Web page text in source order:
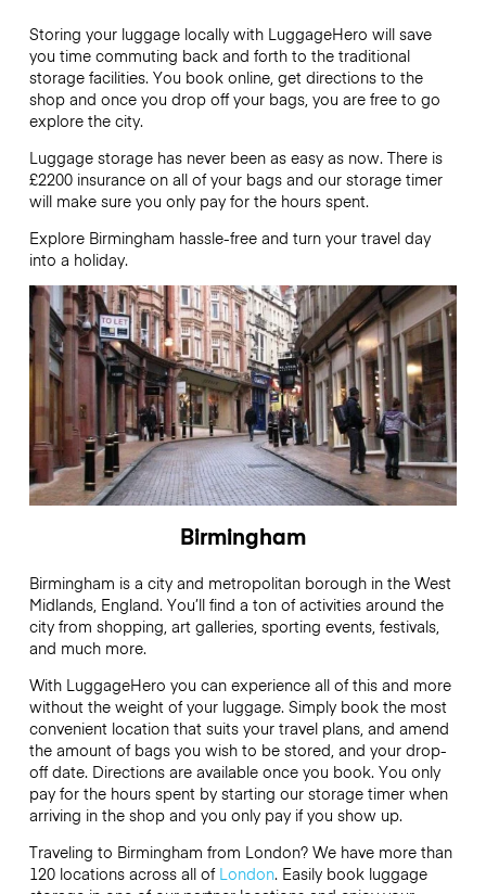
Storing your luggage locally with LuggageHero will save
you time commuting back and forth to the traditional
storage facilities. You book online, get directions to the
shop and once you drop off your bags, you are free to go
explore the city.
Luggage storage has never been as easy as now. There is
£2200insurance on all of your bags and our storage timer
will make sure you only pay for the hours spent.
Explore Birmingham hassle-free and turn your travel day
into a holiday.
Birmingham
Birmingham is a city and metropolitan borough in the West
Midlands, England. You’ll find a ton of activities around the
city from shopping, art galleries, sporting events, festivals,
and much more.
With LuggageHero you can experience all of this and more
without the weight of your luggage. Simply book the most
convenient location that suits your travel plans, and amend
the amount of bags you wish to be stored, and your drop-
off date. Directions are available once you book. You only
pay for the hours spent by starting our storage timer when
arriving in the shop and you only pay if you show up.
Traveling to Birmingham from London? We have more than
120 locations across all of London. Easily book luggage